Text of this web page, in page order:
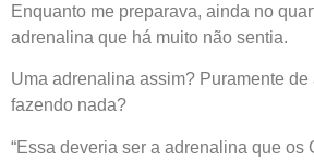
Enquanto me preparava, ainda no
adrenalina que há muito não sentia.
Uma adrenalina assim? Puramente
fazendo nada?
“Essa deveria ser a adrenalina que os